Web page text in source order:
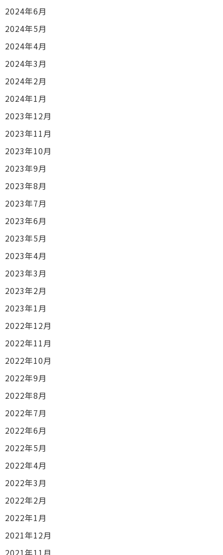
2024年6月
2024年5月
2024年4月
2024年3月
2024年2月
2024年1月
2023年12月
2023年11月
2023年10月
2023年9月
2023年8月
2023年7月
2023年6月
2023年5月
2023年4月
2023年3月
2023年2月
2023年1月
2022年12月
2022年11月
2022年10月
2022年9月
2022年8月
2022年7月
2022年6月
2022年5月
2022年4月
2022年3月
2022年2月
2022年1月
2021年12月
2021年11月